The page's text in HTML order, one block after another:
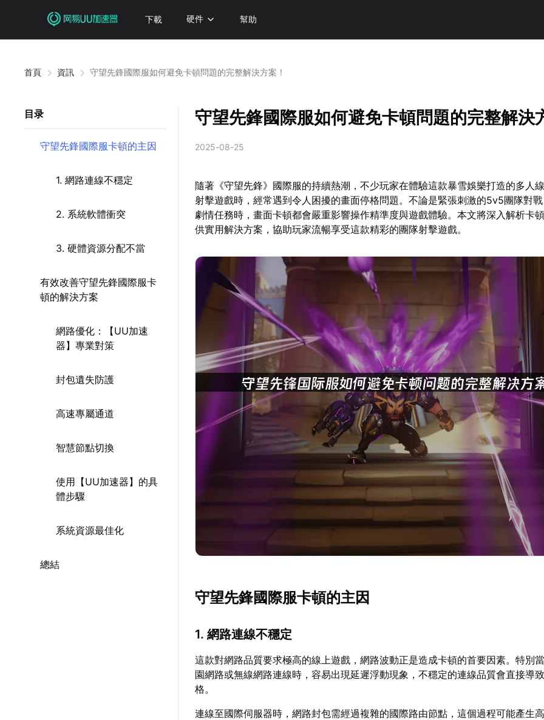
下載 硬件 幫助
首頁 資訊 守望先鋒國際服如何避免卡頓問題的完整解決方案！
目录
守望先鋒國際服卡頓的主因
1. 網路連線不穩定
2. 系統軟體衝突
3. 硬體資源分配不當
有效改善守望先鋒國際服卡
頓的解決方案
網路優化：【UU加速
器】專業對策
封包遺失防護
高速專屬通道
智慧節點切換
使用【UU加速器】的具
體步驟
系統資源最佳化
總結
守望先鋒國際服如何避免卡頓問題的完整解決
2025-08-25
隨著《守望先鋒》國際服的持續熱潮，不少玩家在體驗這款暴雪娛樂打造的多人
射擊遊戲時，經常遇到令人困擾的畫面停格問題。不論是緊張刺激的5v5團隊對
劇情任務時，畫面卡頓都會嚴重影響操作精準度與遊戲體驗。本文將深入解析卡
供實用解決方案，協助玩家流暢享受這款精彩的團隊射擊遊戲。
守望先鋒國際服卡頓的主因
1. 網路連線不穩定
這款對網路品質要求極高的線上遊戲，網路波動正是造成卡頓的首要因素。特別
園網路或無線網路連線時，容易出現延遲浮動現象，不穩定的連線品質會直接導
格。
連線至國際伺服器時，網路封包需經過複雜的國際路由節點，這個過程可能產生